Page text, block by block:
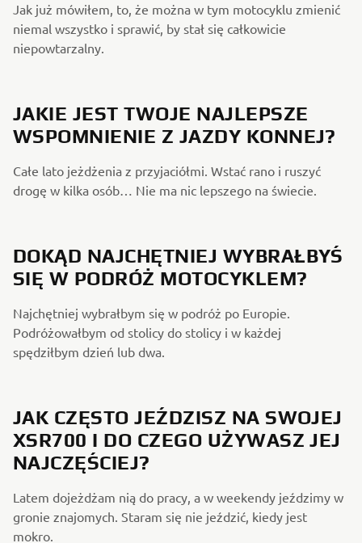
Jak już mówiłem, to, że można w tym motocyklu zmienić
niemal wszystko i sprawić, by stał się całkowicie
niepowtarzalny.
JAKIE JEST TWOJE NAJLEPSZE
WSPOMNIENIE Z JAZDY KONNEJ?
Całe lato jeżdżenia z przyjaciółmi. Wstać rano i ruszyć
drogę w kilka osób… Nie ma nic lepszego na świecie.
DOKĄD NAJCHĘTNIEJ WYBRAŁBYŚ
SIĘ W PODRÓŻ MOTOCYKLEM?
Najchętniej wybrałbym się w podróż po Europie.
Podróżowałbym od stolicy do stolicy i w każdej
spędziłbym dzień lub dwa.
JAK CZĘSTO JEŹDZISZ NA SWOJEJ
XSR700 I DO CZEGO UŻYWASZ JEJ
NAJCZĘŚCIEJ?
Latem dojeżdżam nią do pracy, a w weekendy jeździmy w
gronie znajomych. Staram się nie jeździć, kiedy jest
mokro.